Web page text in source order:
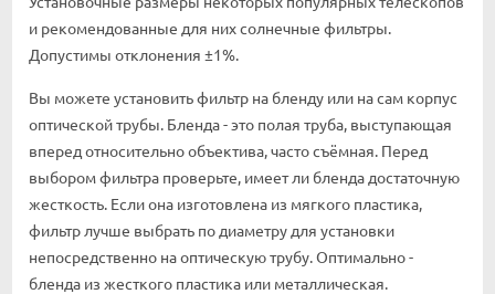
и рекомендованные для них солнечные фильтры.
Допустимы отклонения ±1%.
Вы можете установить фильтр на бленду или на сам корпус
оптической трубы. Бленда - это полая труба, выступающая
вперед относительно объектива, часто съёмная. Перед
выбором фильтра проверьте, имеет ли бленда достаточную
жесткость. Если она изготовлена из мягкого пластика,
фильтр лучше выбрать по диаметру для установки
непосредственно на оптическую трубу. Оптимально -
бленда из жесткого пластика или металлическая.